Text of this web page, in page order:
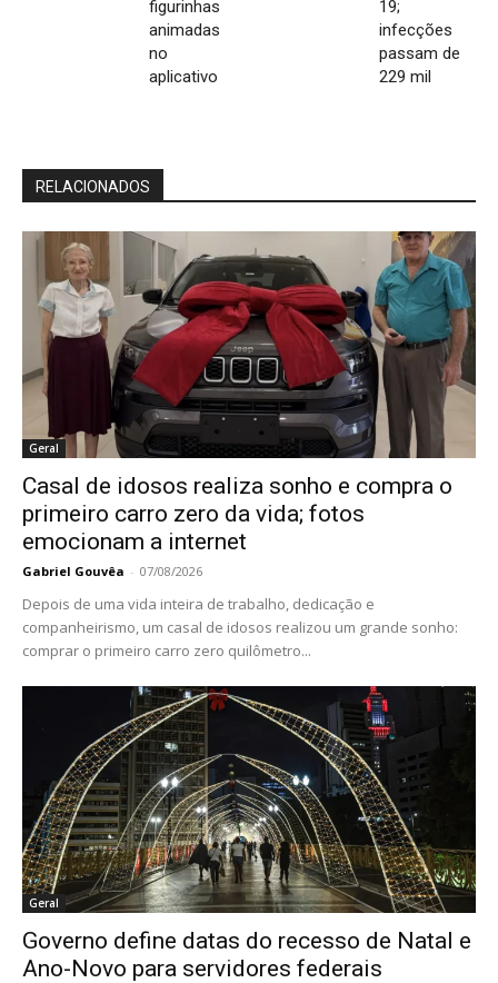
figurinhas
animadas
no
aplicativo
19;
infecções
passam de
229 mil
RELACIONADOS
Geral
Casal de idosos realiza sonho e compra o
primeiro carro zero da vida; fotos
emocionam a internet
Gabriel Gouvêa - 07/08/2026
Depois de uma vida inteira de trabalho, dedicação e
companheirismo, um casal de idosos realizou um grande sonho:
comprar o primeiro carro zero quilômetro...
Geral
Governo define datas do recesso de Natal e
Ano-Novo para servidores federais